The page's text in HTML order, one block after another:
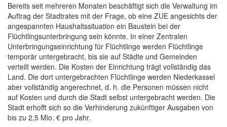
Bereits seit mehreren Monaten beschäftigt sich die Verwaltung im
Auftrag der Stadtrates mit der Frage, ob eine ZUE angesichts der
angespannten Haushaltssituation ein Baustein bei der
Flüchtlingsunterbringung sein könnte. In einer Zentralen
Unterbringungseinrichtung für Flüchtlinge werden Flüchtlinge
temporär untergebracht, bis sie auf Städte und Gemeinden
verteilt werden. Die Kosten der Einrichtung trägt vollständig das
Land. Die dort untergebrachten Flüchtlinge werden Niederkassel
aber vollständig angerechnet, d. h. die Personen müssen nicht
auf Kosten und durch die Stadt selbst untergebracht werden. Die
Stadt erhofft sich so die Verhinderung zukünftiger Ausgaben von
bis zu 2,5 Mio. € pro Jahr.